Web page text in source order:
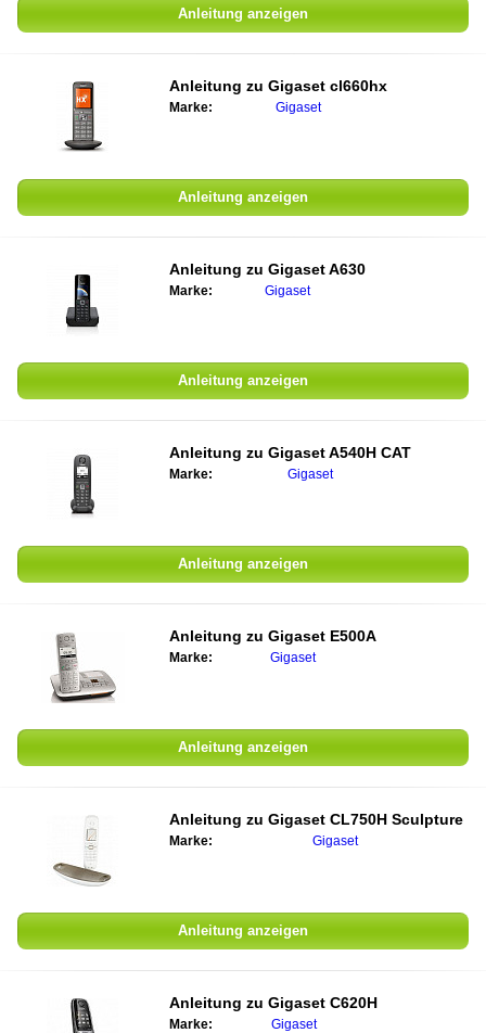
Anleitung anzeigen
Anleitung zu Gigaset cl660hx
Marke: Gigaset
Anleitung anzeigen
Anleitung zu Gigaset A630
Marke: Gigaset
Anleitung anzeigen
Anleitung zu Gigaset A540H CAT
Marke: Gigaset
Anleitung anzeigen
Anleitung zu Gigaset E500A
Marke: Gigaset
Anleitung anzeigen
Anleitung zu Gigaset CL750H Sculpture
Marke: Gigaset
Anleitung anzeigen
Anleitung zu Gigaset C620H
Marke: Gigaset